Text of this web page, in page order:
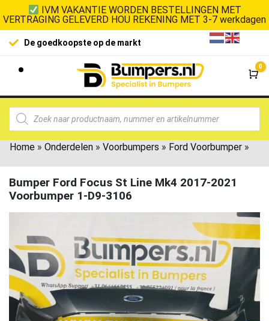
IVM VAKANTIE WORDEN BESTELLINGEN MET
VERTRAGING GELEVERD HOU REKENING MET 3-7 werkdagen
De goedkoopste op de markt
0
Home » Onderdelen » Voorbumpers » Ford Voorbumper »
Bumper Ford Focus St Line Mk4 2017-2021
Voorbumper 1-D9-3106